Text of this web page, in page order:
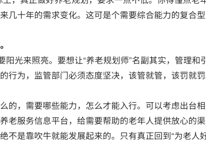
几十年的需求变化。这可是个需要综合能力的复合
光来照亮。要想让“养老规划师”名副其实，管理和
行为，监管部门必须态度坚决，该管就管，该罚就
的，需要哪些能力，怎么才能入行。可以考虑出台
老服务信息平台，给需要帮助的老年人提供放心的
不是靠吹牛就能发展起来的。只有真正回到“为老人